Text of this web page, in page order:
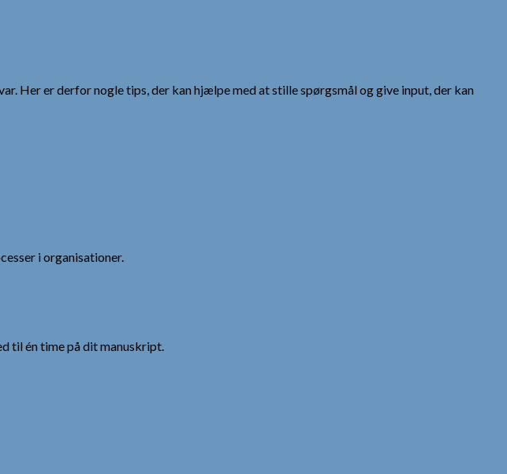
Her er derfor nogle tips, der kan hjælpe med at stille spørgsmål og give input, der kan
i organisationer.
til én time på dit manuskript.